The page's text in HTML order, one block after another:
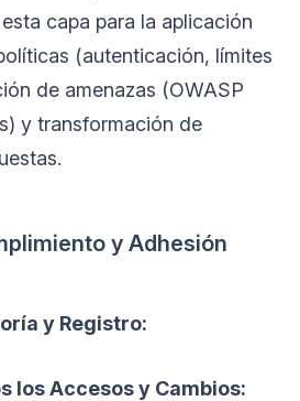
capa para la aplicación
(autenticación, límites
de amenazas (OWASP
y transformación de
y Adhesión
y Registro:
los Accesos y Cambios: